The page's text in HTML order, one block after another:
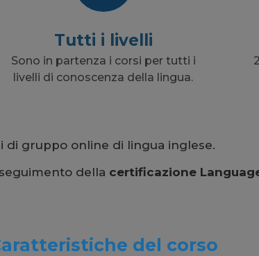
Tutti i livelli
Sono in partenza i corsi per tutti i
livelli di conoscenza della lingua.
di gruppo online di lingua inglese.
della certificazione
del corso